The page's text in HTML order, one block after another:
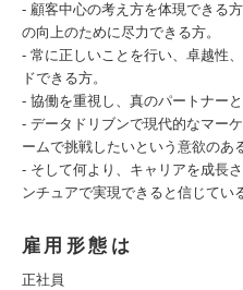
- 顧客中心の考え方を体現できる
の向上のために尽力できる方。
- 常に正しいことを行い、卓越性
ドできる方。
- 協働を重視し、真のパートナー
- データドリブンで現代的なマー
ームで挑戦したいという意欲のあ
- そして何より、キャリアを成長
ンチュアで実現できると信じてい
雇用形態は
正社員